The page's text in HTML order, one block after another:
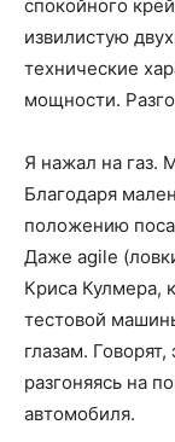
спокойного
извилистую
технические
мощности.
Я нажал на газ.
Благодаря
положению
Даже agile
Криса Кулмера,
тестовой
глазам.
разгоняясь на
автомобиля.